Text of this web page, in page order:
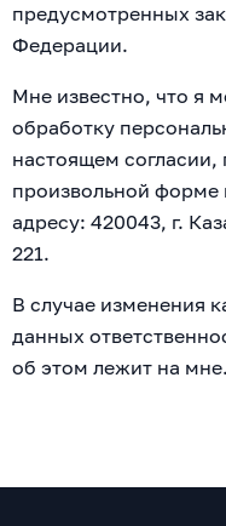
предусмотренных
Федерации.
Мне известно, что я
обработку
настоящем согласии,
произвольной форме
адресу: 420043, г.
221.
В случае изменения
данных
об этом лежит на мне.